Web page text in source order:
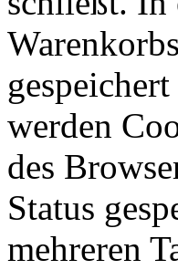
werden
des
Status
mehreren